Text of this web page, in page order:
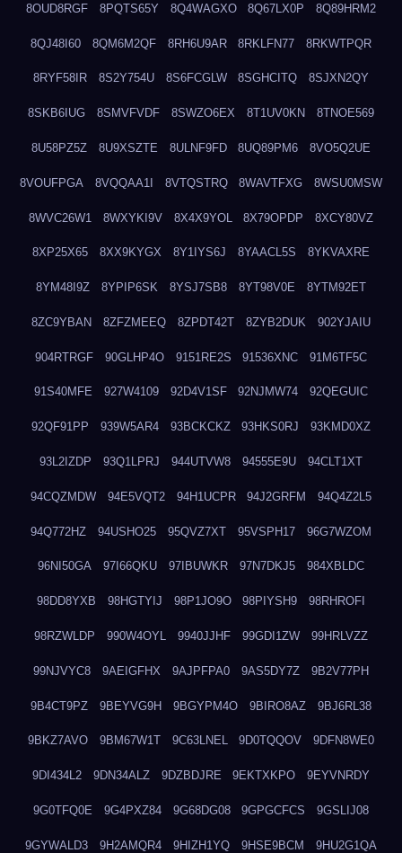
8OUD8RGF 8PQTS65Y 8Q4WAGXO 8Q67LX0P 8Q89HRM2
8QJ48I60 8QM6M2QF 8RH6U9AR 8RKLFN77 8RKWTPQR
8RYF58IR 8S2Y754U 8S6FCGLW 8SGHCITQ 8SJXN2QY
8SKB6IUG 8SMVFVDF 8SWZO6EX 8T1UV0KN 8TNOE569
8U58PZ5Z 8U9XSZTE 8ULNF9FD 8UQ89PM6 8VO5Q2UE
8VOUFPGA 8VQQAA1I 8VTQSTRQ 8WAVTFXG 8WSU0MSW
8WVC26W1 8WXYKI9V 8X4X9YOL 8X79OPDP 8XCY80VZ
8XP25X65 8XX9KYGX 8Y1IYS6J 8YAACL5S 8YKVAXRE
8YM48I9Z 8YPIP6SK 8YSJ7SB8 8YT98V0E 8YTM92ET
8ZC9YBAN 8ZFZMEEQ 8ZPDT42T 8ZYB2DUK 902YJAIU
904RTRGF 90GLHP4O 9151RE2S 91536XNC 91M6TF5C
91S40MFE 927W4109 92D4V1SF 92NJMW74 92QEGUIC
92QF91PP 939W5AR4 93BCKCKZ 93HKS0RJ 93KMD0XZ
93L2IZDP 93Q1LPRJ 944UTVW8 94555E9U 94CLT1XT
94CQZMDW 94E5VQT2 94H1UCPR 94J2GRFM 94Q4Z2L5
94Q772HZ 94USHO25 95QVZ7XT 95VSPH17 96G7WZOM
96NI50GA 97I66QKU 97IBUWKR 97N7DKJ5 984XBLDC
98DD8YXB 98HGTYIJ 98P1JO9O 98PIYSH9 98RHROFI
98RZWLDP 990W4OYL 9940JJHF 99GDI1ZW 99HRLVZZ
99NJVYC8 9AEIGFHX 9AJPFPA0 9AS5DY7Z 9B2V77PH
9B4CT9PZ 9BEYVG9H 9BGYPM4O 9BIRO8AZ 9BJ6RL38
9BKZ7AVO 9BM67W1T 9C63LNEL 9D0TQQOV 9DFN8WE0
9DI434L2 9DN34ALZ 9DZBDJRE 9EKTXKPO 9EYVNRDY
9G0TFQ0E 9G4PXZ84 9G68DG08 9GPGCFCS 9GSLIJ08
9GYWALD3 9H2AMQR4 9HIZH1YQ 9HSE9BCM 9HU2G1QA